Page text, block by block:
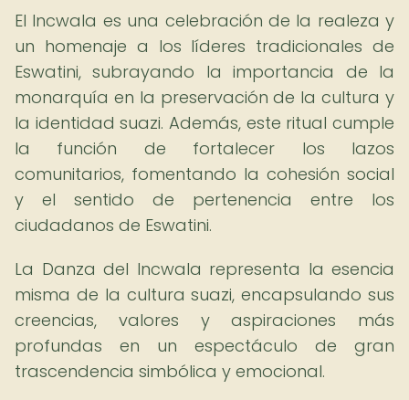
El Incwala es una celebración de la realeza y
un homenaje a los líderes tradicionales de
Eswatini, subrayando la importancia de la
monarquía en la preservación de la cultura y
la identidad suazi. Además, este ritual cumple
la función de fortalecer los lazos
comunitarios, fomentando la cohesión social
y el sentido de pertenencia entre los
ciudadanos de Eswatini.
La Danza del Incwala representa la esencia
misma de la cultura suazi, encapsulando sus
creencias, valores y aspiraciones más
profundas en un espectáculo de gran
trascendencia simbólica y emocional.